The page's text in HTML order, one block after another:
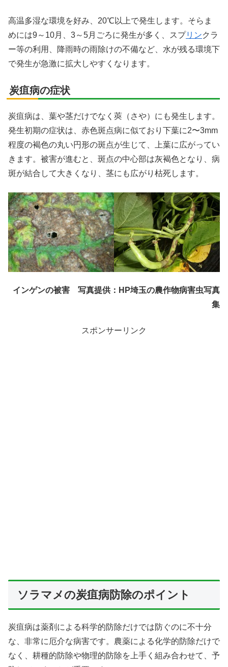
高温多湿な環境を好み、20℃以上で発生します。そらま
めには9～10月、3～5月ごろに発生が多く、スプリンクラ
ー等の利用、降雨時の雨除けの不備など、水が残る環境下
で発生が急激に拡大しやすくなります。
炭疽病の症状
炭疽病は、葉や茎だけでなく莢（さや）にも発生します。
発生初期の症状は、赤色斑点病に似ており下葉に2〜3mm
程度の褐色の丸い円形の斑点が生じて、上葉に広がってい
きます。被害が進むと、斑点の中心部は灰褐色となり、病
斑が結合して大きくなり、茎にも広がり枯死します。
インゲンの被害 写真提供：HP埼玉の農作物病害虫写真
集
スポンサーリンク
ソラマメの炭疽病防除のポイント
炭疽病は薬剤による科学的防除だけでは防ぐのに不十分
な、非常に厄介な病害です。農薬による化学的防除だけで
なく、耕種的防除や物理的防除を上手く組み合わせて、予